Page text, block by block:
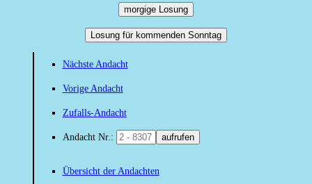
morgige Losung
Losung für kommenden Sonntag
Nächste Andacht
Vorige Andacht
Zufalls-Andacht
Andacht Nr.: aufrufen
Übersicht der Andachten